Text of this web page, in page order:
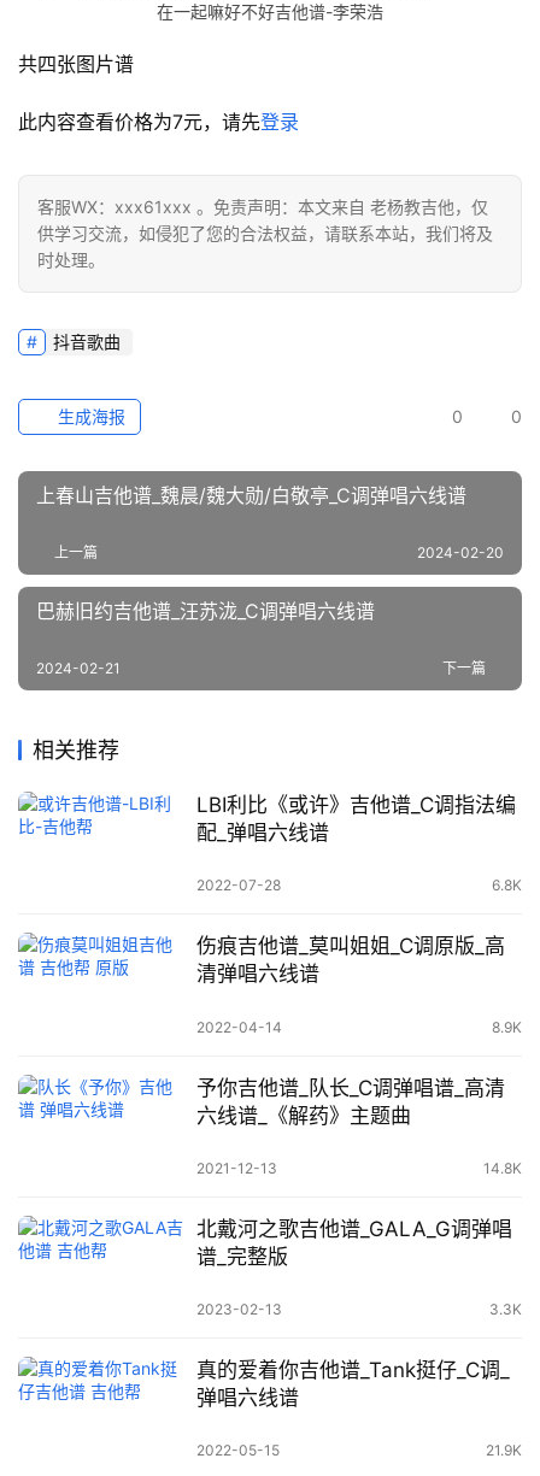
在一起嘛好不好吉他谱-李荣浩
共四张图片谱
此内容查看价格为7元，请先登录
客服WX：xxx61xxx 。免责声明：本文来自 老杨教吉他，仅
供学习交流，如侵犯了您的合法权益，请联系本站，我们将及
时处理。
抖音歌曲
0 0
生成海报
上春山吉他谱_魏晨/魏大勋/白敬亭_C调弹唱六线谱
上一篇 2024-02-20
巴赫旧约吉他谱_汪苏泷_C调弹唱六线谱
下一篇
2024-02-21
相关推荐
LBI利比《或许》吉他谱_C调指法编
配_弹唱六线谱
2022-07-28 6.8K
伤痕吉他谱_莫叫姐姐_C调原版_高
清弹唱六线谱
2022-04-14 8.9K
予你吉他谱_队长_C调弹唱谱_高清
六线谱_《解药》主题曲
2021-12-13 14.8K
北戴河之歌吉他谱_GALA_G调弹唱
谱_完整版
2023-02-13 3.3K
真的爱着你吉他谱_Tank挺仔_C调_
弹唱六线谱
2022-05-15 21.9K